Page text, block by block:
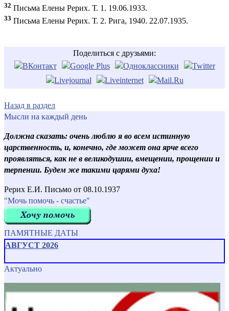
32 Письма Елены Рерих. Т. 1. 19.06.1933.
33 Письма Елены Рерих. Т. 2. Рига, 1940. 22.07.1935.
Поделиться с друзьями:
Назад в раздел
Мысли на каждый день
Должна сказать: очень люблю я во всем истинную
царственность, и, конечно, где может она ярче всего
проявляться, как не в великодушии, вмещении, прощении и
терпении. Будем же такими царями духа!
Рерих Е.И. Письмо от 08.10.1937
"Мочь помочь - счастье"
ПАМЯТНЫЕ ДАТЫ
АВГУСТ 2026
Актуально